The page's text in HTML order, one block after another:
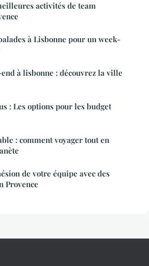
activités de team
à Lisbonne pour un week-
à lisbonne : découvrez la ville
: Les options pour les budget
: comment voyager tout en
de votre équipe avec des
Provence